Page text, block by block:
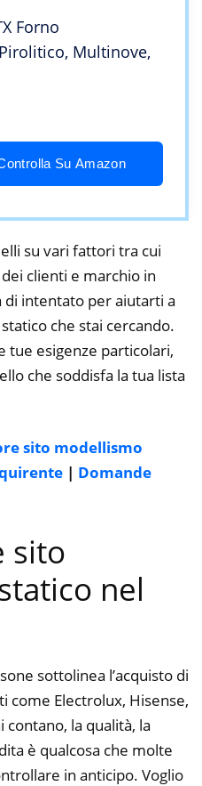
Forno
Multinove,
Su Amazon
su vari fattori tra cui
clienti e marchio in
di intentato per aiutarti a
che stai cercando.
tue esigenze particolari,
che soddisfa la tua lista
sito modellismo
| Domande
sito
nel
sottolinea l’acquisto di
come Electrolux, Hisense,
la qualità, la
è qualcosa che molte
in anticipo. Voglio